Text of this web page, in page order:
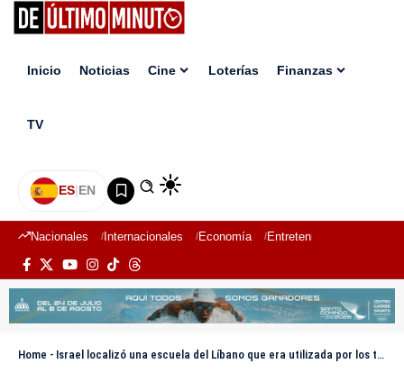
Inicio Noticias Cine Loterías Finanzas
TV
ES|EN
Nacionales Internacionales Economía Entretenimiento
Home - Israel localizó una escuela del Líbano que era utilizada por los terroristas de Hezbollah para el almacenamiento de armas